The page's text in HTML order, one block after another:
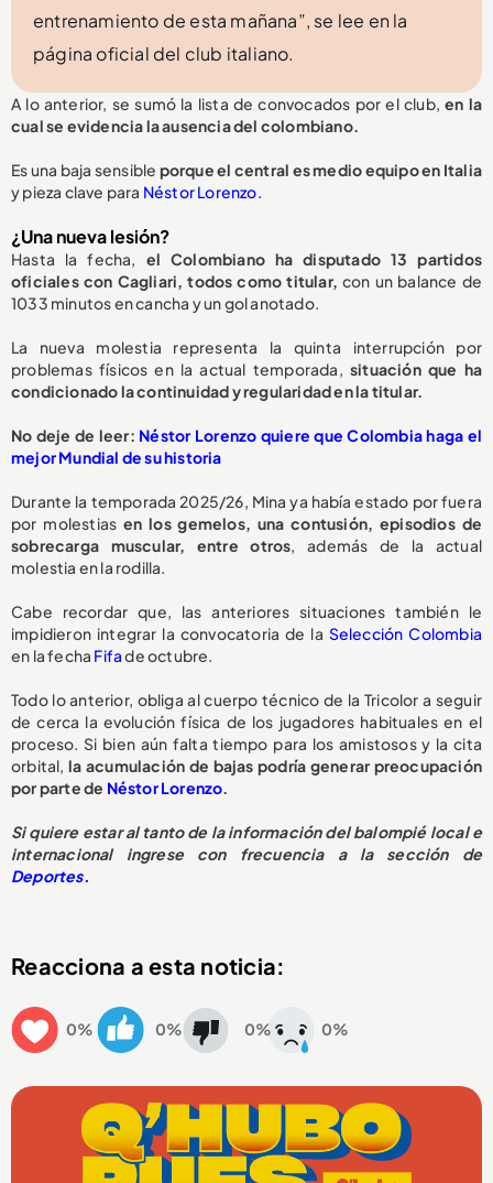
entrenamiento de esta mañana”, se lee en la
página oficial del club italiano.
A lo anterior, se sumó la lista de convocados por el club,en la
cual se evidencia la ausencia del colombiano.
Es una baja sensible porque el central es medio equipo en Italia
y pieza clave para Néstor Lorenzo.
¿Una nueva lesión?
Hasta la fecha, el Colombiano ha disputado 13 partidos
oficiales con Cagliari, todos como titular, con un balance de
1033 minutos en cancha y un gol anotado.
La nueva molestia representa la quinta interrupción por
problemas físicos en la actual temporada, situación que ha
condicionado la continuidad y regularidad en la titular.
No deje de leer: Néstor Lorenzo quiere que Colombia haga el
mejor Mundial de su historia
Durante la temporada 2025/26, Mina ya había estado por fuera
por molestias en los gemelos, una contusión, episodios de
sobrecarga muscular, entre otros, además de la actual
molestia en la rodilla.
Cabe recordar que, las anteriores situaciones también le
impidieron integrar la convocatoria de la Selección Colombia
en la fecha Fifade octubre.
Todo lo anterior, obliga al cuerpo técnico de la Tricolor a seguir
de cerca la evolución física de los jugadores habituales en el
proceso. Si bien aún falta tiempo para los amistosos y la cita
orbital,la acumulación de bajas podría generar preocupación
por parte de Néstor Lorenzo.
Si quiere estar al tanto de la información del balompié local e
internacional ingrese con frecuencia a la sección de
Deportes.
Reacciona a esta noticia:
0% 0% 0% 0%